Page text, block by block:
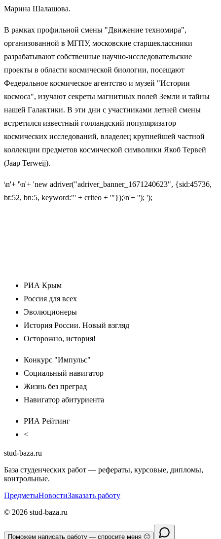
Марина Шалашова.
В рамках профильной смены "Движение техномира",
организованной в МГПУ, московские старшеклассники
разрабатывают собственные научно-исследовательские
проекты в области космической биологии, посещают
Федеральное космическое агентство и музей "Истории
космоса", изучают секреты магнитных полей Земли и тайны
нашей Галактики. В эти дни с участниками летней смены
встретился известный голландский популяризатор
космических исследований, владелец крупнейшей частной
коллекции предметов космической символики Якоб Тервей
(Jaap Terweij).
\n'+ '\n'+ 'new adriver("adriver_banner_1671240623", {sid:45736,
bt:52, bn:5, keyword:"' + criteo + '"});\n'+ ''); ');
РИА Крым
Россия для всех
Эволюционеры
История России. Новый взгляд
Осторожно, история!
Конкурс "Импульс"
Социальный навигатор
Жизнь без преград
Навигатор абитуриента
РИА Рейтинг
<
stud-baza.ru
База студенческих работ — рефераты, курсовые, дипломы,
контрольные.
ПредметыНовостиЗаказать работу
© 2026 stud-baza.ru
Поможем написать работу — спросите меня 🙂